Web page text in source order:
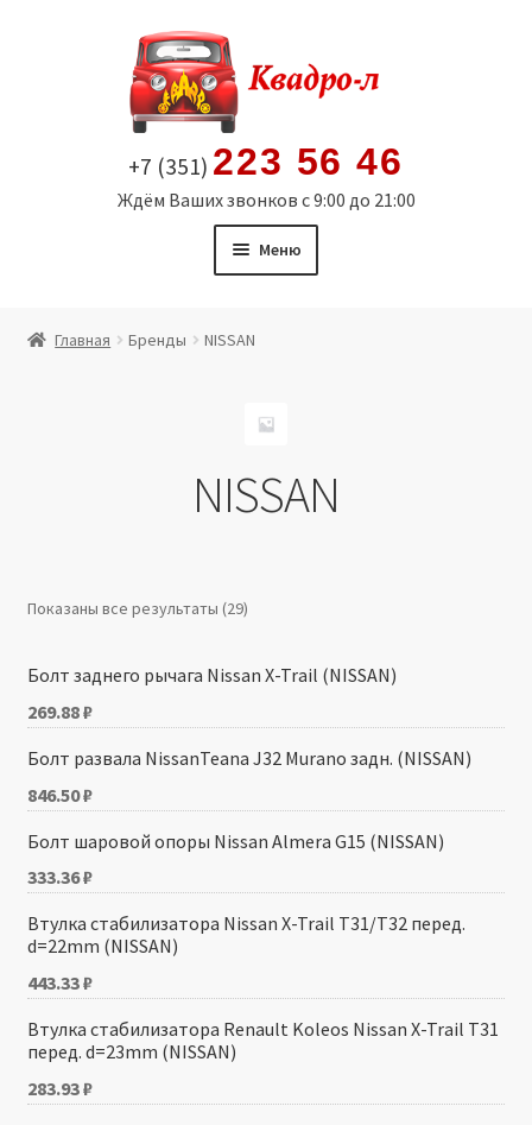
содержимому
+7 (351) 223 56 46
Ждём Ваших звонков с 9:00 до 21:00
Меню
Политика в отношении обработки персональных
Главная Бренды NISSAN
NISSAN
Показаны все результаты (29)
Болт заднего рычага Nissan X-Trail (NISSAN)
269.88₽
Болт развала NissanTeana J32 Murano задн. (NISSAN)
846.50₽
Болт шаровой опоры Nissan Almera G15 (NISSAN)
333.36₽
Втулка стабилизатора Nissan X-Trail T31/Т32 перед.
d=22mm (NISSAN)
443.33₽
Втулка стабилизатора Renault Koleos Nissan X-Trail T31
перед. d=23mm (NISSAN)
283.93₽